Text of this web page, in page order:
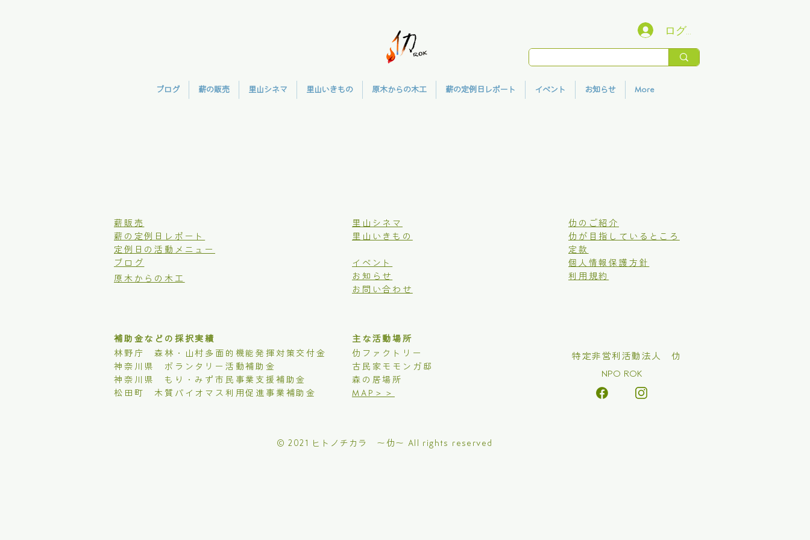
ログイン
ブログ 薪の販売 里山シネマ 里山いきもの 原木からの木工 薪の定例日レポート イベント お知らせ More
​薪販売
薪の定例日レポート
定例日の活動メニュー
ブログ
里山シネマ
里山いきもの
仂のご紹介
仂が目指しているところ
定款
イベント
お知らせ
個人情報保護方針
利用規約
お問い合わせ
原木からの木工
補助金などの採択実績
林野庁 森林・山村多面的機能発揮対策交付金
​神奈川県 ボランタリー活動補助金
​神奈川県 もり・みず市民事業支援補助金
松田町 木質バイオマス利用促進事業補助金
主な活動場所
仂ファクトリー
古民家モモンガ邸
森の居場所
MAP＞＞
​特定非営利活動法人 仂
NPO ROK
© 2021 ヒトノチカラ 〜仂〜 All rights reserved